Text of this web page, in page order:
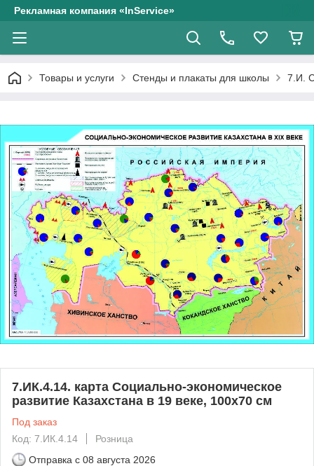
Рекламная компания «InService»
Товары и услуги Стенды и плакаты для школы 7.И.
7.ИК.4.14. карта Социально-экономическое
развитие Казахстана в 19 веке, 100х70 см
Под заказ
Код: 7.ИК.4.14
Розница
Отправка с 08 августа 2026